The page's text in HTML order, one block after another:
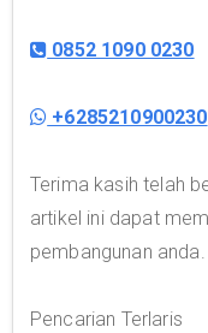
0852 1090 0230
+6285210900230
Terima kasih telah
artikel ini dapat
pembangunan anda.
Pencarian Terlaris